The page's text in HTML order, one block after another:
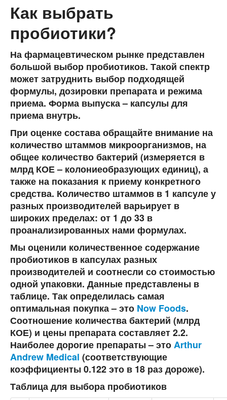
Как выбрать
пробиотики?
На фармацевтическом рынке представлен
большой выбор пробиотиков. Такой спектр
может затруднить выбор подходящей
формулы, дозировки препарата и режима
приема. Форма выпуска – капсулы для
приема внутрь.
При оценке состава обращайте внимание на
количество штаммов микроорганизмов, на
общее количество бактерий (измеряется в
млрд КОЕ – колониеобразующих единиц), а
также на показания к приему конкретного
средства. Количество штаммов в 1 капсуле у
разных производителей варьирует в
широких пределах: от 1 до 33 в
проанализированных нами формулах.
Мы оценили количественное содержание
пробиотиков в капсулах разных
производителей и соотнесли со стоимостью
одной упаковки. Данные представлены в
таблице. Так определилась самая
оптимальная покупка – это Now Foods.
Соотношение количества бактерий (млрд
КОЕ) и цены препарата составляет 2.2.
Наиболее дорогие препараты – этоArthur
Andrew Medical (соответствующие
коэффициенты 0.122 это в 18 раз дороже).
Таблица для выбора пробиотиков